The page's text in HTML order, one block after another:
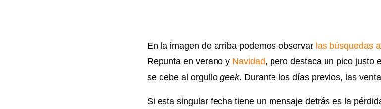
En la imagen de arriba podemos observar las búsquedas
Repunta en verano y Navidad, pero destaca un pico justo
se debe al orgullo geek. Durante los días previos, las
Si esta singular fecha tiene un mensaje detrás es la